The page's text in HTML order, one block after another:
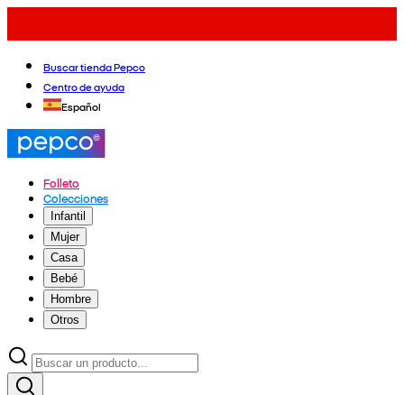
Buscar tienda Pepco
Centro de ayuda
Español
Folleto
Colecciones
Infantil
Mujer
Casa
Bebé
Hombre
Otros